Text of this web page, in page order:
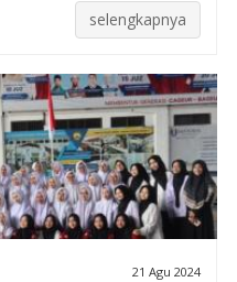
selengkapnya
21 Agu 2024